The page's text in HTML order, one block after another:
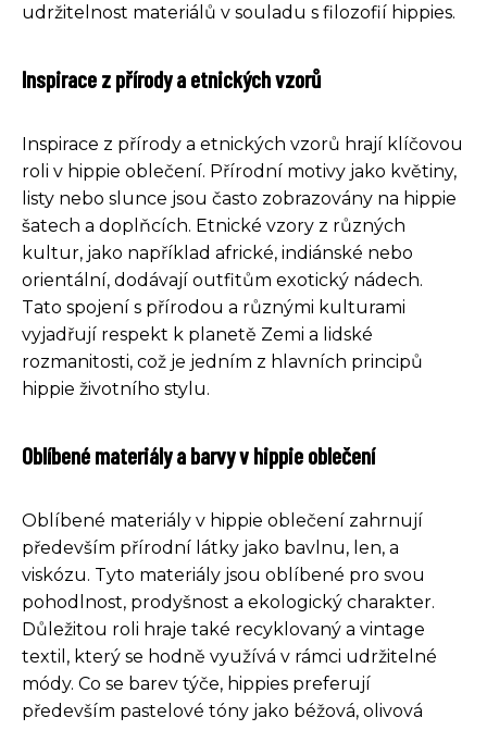
udržitelnost materiálů v souladu s filozofií hippies.
Inspirace z přírody a etnických vzorů
Inspirace z přírody a etnických vzorů hrají klíčovou
roli v hippie oblečení. Přírodní motivy jako květiny,
listy nebo slunce jsou často zobrazovány na hippie
šatech a doplňcích. Etnické vzory z různých
kultur, jako například africké, indiánské nebo
orientální, dodávají outfitům exotický nádech.
Tato spojení s přírodou a různými kulturami
vyjadřují respekt k planetě Zemi a lidské
rozmanitosti, což je jedním z hlavních principů
hippie životního stylu.
Oblíbené materiály a barvy v hippie oblečení
Oblíbené materiály v hippie oblečení zahrnují
především přírodní látky jako bavlnu, len, a
viskózu. Tyto materiály jsou oblíbené pro svou
pohodlnost, prodyšnost a ekologický charakter.
Důležitou roli hraje také recyklovaný a vintage
textil, který se hodně využívá v rámci udržitelné
módy. Co se barev týče, hippies preferují
především pastelové tóny jako béžová, olivová